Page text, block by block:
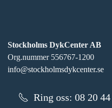
Stockholms DykCenter AB
Org.nummer 556767-1200
info@stockholmsdykcenter.se
Ring oss: 08 20